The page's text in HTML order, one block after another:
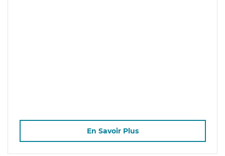
En Savoir Plus